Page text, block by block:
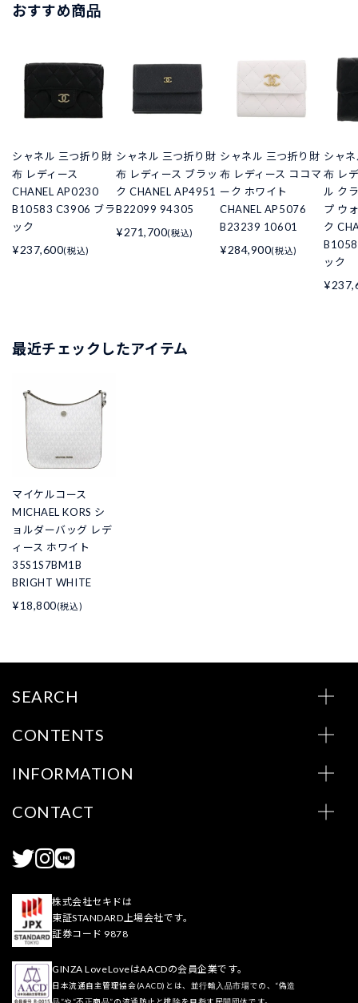
おすすめ商品
シャネル 三つ折り財
布 レディース
CHANEL AP0230
B10583 C3906 ブラ
ック
¥237,600(税込)
シャネル 三つ折り財
布 レディース ブラッ
ク CHANEL AP4951
B22099 94305
¥271,700(税込)
シャネル 三つ折り財
布 レディース ココマ
ーク ホワイト
CHANEL AP5076
B23239 10601
¥284,900(税込)
シャ
布 レ
ル ク
プ ウ
ク
ック
最近チェックしたアイテム
マイケルコース
MICHAEL KORS シ
ョルダーバッグ レデ
ィース ホワイト
35S1S7BM1B
BRIGHT WHITE
¥18,800(税込)
SEARCH
CONTENTS
INFORMATION
CONTACT
株式会社セキドは
東証STANDARD上場会社です。
証券コード 9878
GINZA LoveLoveはAACDの会員企業です。
日本流通自主管理協会(AACD)とは、並行輸入品市場での、“偽造